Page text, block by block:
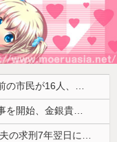
インドネシアに「ドラえもん」という名前の市民が16人、「のび太」は181人
国家予算が枯渇したロシアが山賊の真似事を開始、金銀貴金属じゃなくて自動車とかってところがリアリティありすぎる……
【ネット騒然】 元ジャンポケ斉藤の妻、夫の求刑7年翌日にインスタ更新！その内容がガチでヤバすぎる…